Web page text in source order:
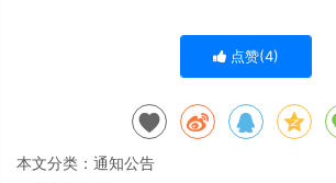
点赞(4)
本文分类： 通知公告